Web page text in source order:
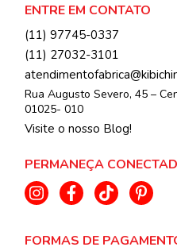
ENTRE EM CONTATO
(11) 97745-0337
(11) 27032-3101
Rua Augusto Severo, 45 –
01025- 010
Visite o nosso Blog!
PERMANEÇA
FORMAS DE